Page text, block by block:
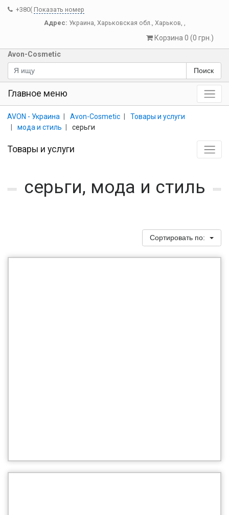
+380( Показать номер
Адрес: Украина, Харьковская обл., Харьков, ,
Корзина 0 (0 грн.)
Avon-Cosmetic
Поиск
Главное меню
AVON - Украина Avon-Cosmetic
Товары и услуги
мода и стиль
серьги
Товары и услуги
серьги, мода и стиль
Сортировать по: